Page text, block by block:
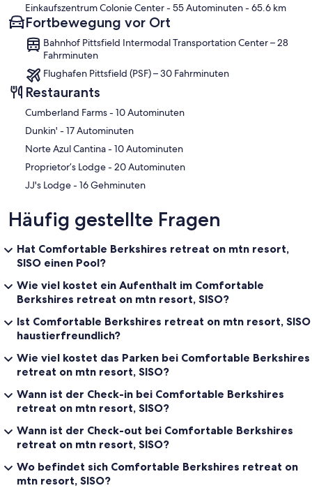
Einkaufszentrum Colonie Center- 55 Autominuten- 65.6 km
Fortbewegung vor Ort
Bahnhof Pittsfield Intermodal Transportation Center – 28
Fahrminuten
Flughafen Pittsfield (PSF) – 30 Fahrminuten
Restaurants
‪Cumberland Farms - ‬10 Autominuten
‪Dunkin' - ‬17 Autominuten
‪Norte Azul Cantina - ‬10 Autominuten
‪Proprietor’s Lodge - ‬20 Autominuten
‪JJ's Lodge - ‬16 Gehminuten
Häufig gestellte Fragen
Hat Comfortable Berkshires retreat on mtn resort,
SISO einen Pool?
Wie viel kostet ein Aufenthalt im Comfortable
Berkshires retreat on mtn resort, SISO?
Ist Comfortable Berkshires retreat on mtn resort, SISO
haustierfreundlich?
Wie viel kostet das Parken bei Comfortable Berkshires
retreat on mtn resort, SISO?
Wann ist der Check-in bei Comfortable Berkshires
retreat on mtn resort, SISO?
Wann ist der Check-out bei Comfortable Berkshires
retreat on mtn resort, SISO?
Wo befindet sich Comfortable Berkshires retreat on
mtn resort, SISO?